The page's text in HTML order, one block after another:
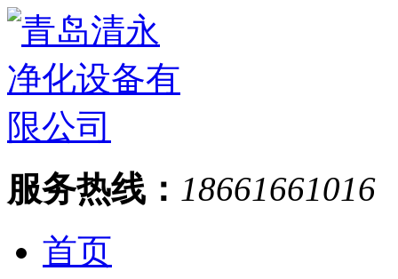
服务热线： 18661661016
首页